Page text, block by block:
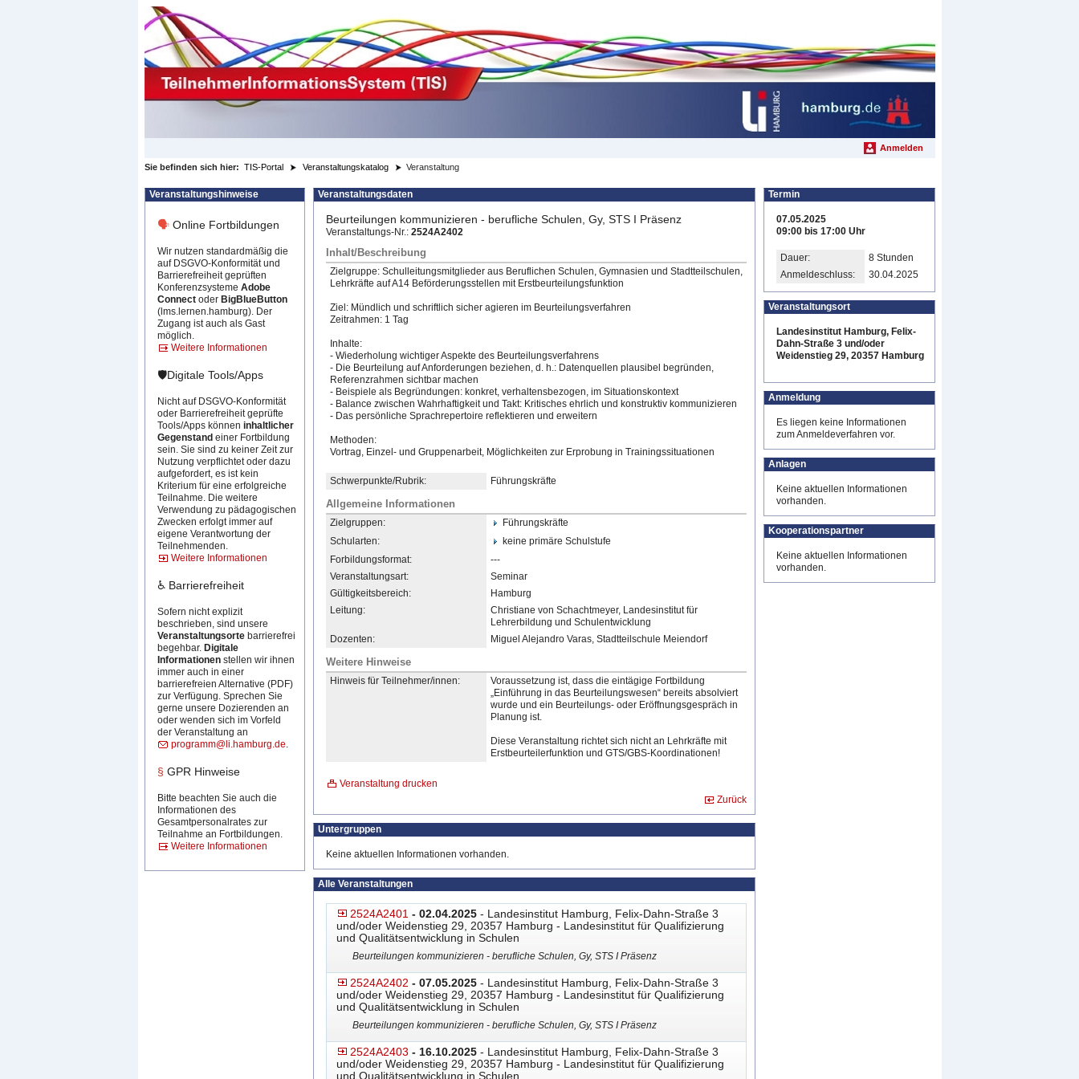
Anmelden
Sie befinden sich hier: TIS-Portal Veranstaltungskatalog Veranstaltung
Veranstaltungshinweise
🗣Online Fortbildungen
Wir nutzen standardmäßig die
auf DSGVO-Konformität und
Barrierefreiheit geprüften
Konferenzsysteme Adobe
Connect oderBigBlueButton
(lms.lernen.hamburg). Der
Zugang ist auch als Gast
möglich.
Weitere Informationen
🛡️Digitale Tools/Apps
Nicht auf DSGVO-Konformität
oder Barrierefreiheit geprüfte
Tools/Apps können inhaltlicher
Gegenstand einer Fortbildung
sein. Sie sind zu keiner Zeit zur
Nutzung verpflichtet oder dazu
aufgefordert, es ist kein
Kriterium für eine erfolgreiche
Teilnahme. Die weitere
Verwendung zu pädagogischen
Zwecken erfolgt immer auf
eigene Verantwortung der
Teilnehmenden.
Weitere Informationen
♿ Barrierefreiheit
Sofern nicht explizit
beschrieben, sind unsere
Veranstaltungsortebarrierefrei
begehbar. Digitale
Informationenstellen wir ihnen
immer auch in einer
barrierefreien Alternative (PDF)
zur Verfügung. Sprechen Sie
gerne unsere Dozierenden an
oder wenden sich im Vorfeld
der Veranstaltung an
programm@li.hamburg.de.
§ GPR Hinweise
Bitte beachten Sie auch die
Informationen des
Gesamtpersonalrates zur
Teilnahme an Fortbildungen.
Weitere Informationen
Veranstaltungsdaten
Beurteilungen kommunizieren - berufliche Schulen, Gy, STS I Präsenz
Veranstaltungs-Nr.: 2524A2402
Inhalt/Beschreibung
Zielgruppe: Schulleitungsmitglieder aus Beruflichen Schulen, Gymnasien und Stadtteilschulen,
Lehrkräfte auf A14 Beförderungsstellen mit Erstbeurteilungsfunktion
​Ziel: Mündlich und schriftlich sicher agieren im Beurteilungsverfahren
Zeitrahmen: 1 Tag
Inhalte:
- Wiederholung wichtiger Aspekte des Beurteilungsverfahrens
- Die Beurteilung auf Anforderungen beziehen, d. h.: Datenquellen plausibel begründen,
Referenzrahmen sichtbar machen
- Beispiele als Begründungen: konkret, verhaltensbezogen, im Situationskontext
- Balance zwischen Wahrhaftigkeit und Takt: Kritisches ehrlich und konstruktiv kommunizieren
- Das persönliche Sprachrepertoire reflektieren und erweitern
Methoden:
Vortr​ag, Einzel- und Gruppenarbeit, Möglichkeiten zur Erprobung in Trainingssituationen
Schwerpunkte/Rubrik: Führungskräfte
Allgemeine Informationen
Zielgruppen:
Führungskräfte
Schularten:
keine primäre Schulstufe
Forbildungsformat:
---
Veranstaltungsart:
Seminar
Gültigkeitsbereich:
Hamburg
Leitung:
Christiane von Schachtmeyer, Landesinstitut für
Lehrerbildung und Schulentwicklung
Dozenten:
Miguel Alejandro Varas, Stadtteilschule Meiendorf
Weitere Hinweise
Hinweis für Teilnehmer/innen:
Voraussetzung ist, dass die eintägige Fortbildung
„Einführung in das Beurteilungswesen“ bereits absolviert
wurde und ein Beurteilungs- oder Eröffnungsgespräch in
Planung ist.
Diese Veranstaltung richtet sich nicht an Lehrkräfte mit
Erstbeurteilerfunktion und GTS/GBS-Koordinationen!
Veranstaltung drucken
Zurück
Untergruppen
Keine aktuellen Informationen vorhanden.
Alle Veranstaltungen
2524A2401 - 02.04.2025- Landesinstitut Hamburg, Felix-Dahn-Straße 3
und/oder Weidenstieg 29, 20357 Hamburg - Landesinstitut für Qualifizierung
und Qualitätsentwicklung in Schulen
Beurteilungen kommunizieren - berufliche Schulen, Gy, STS I Präsenz
2524A2402 - 07.05.2025- Landesinstitut Hamburg, Felix-Dahn-Straße 3
und/oder Weidenstieg 29, 20357 Hamburg - Landesinstitut für Qualifizierung
und Qualitätsentwicklung in Schulen
Beurteilungen kommunizieren - berufliche Schulen, Gy, STS I Präsenz
2524A2403 - 16.10.2025- Landesinstitut Hamburg, Felix-Dahn-Straße 3
und/oder Weidenstieg 29, 20357 Hamburg - Landesinstitut für Qualifizierung
und Qualitätsentwicklung in Schulen
Termin
07.05.2025
09:00 bis 17:00 Uhr
Dauer:
8 Stunden
Anmeldeschluss:
30.04.2025
Veranstaltungsort
Landesinstitut Hamburg, Felix-
Dahn-Straße 3 und/oder
Weidenstieg 29, 20357 Hamburg
Anmeldung
Es liegen keine Informationen
zum Anmeldeverfahren vor.
Anlagen
Keine aktuellen Informationen
vorhanden.
Kooperationspartner
Keine aktuellen Informationen
vorhanden.